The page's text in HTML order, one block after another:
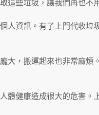
這些垃圾，讓我們再也不
人資訊。有了上門代收垃
大，搬運起來也非常麻煩
體健康造成很大的危害。